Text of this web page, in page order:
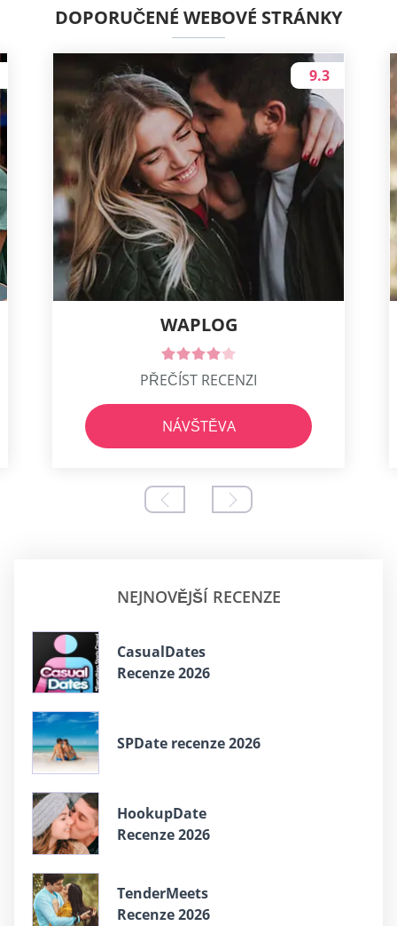
DOPORUČENÉ WEBOVÉ STRÁNKY
WAPLOG
9.3
PŘEČÍST RECENZI
NÁVŠTĚVA
NEJNOVĚJŠÍ RECENZE
СasualDates
Recenze 2026
SPDate recenze 2026
HookupDate
Recenze 2026
TenderMeets
Recenze 2026